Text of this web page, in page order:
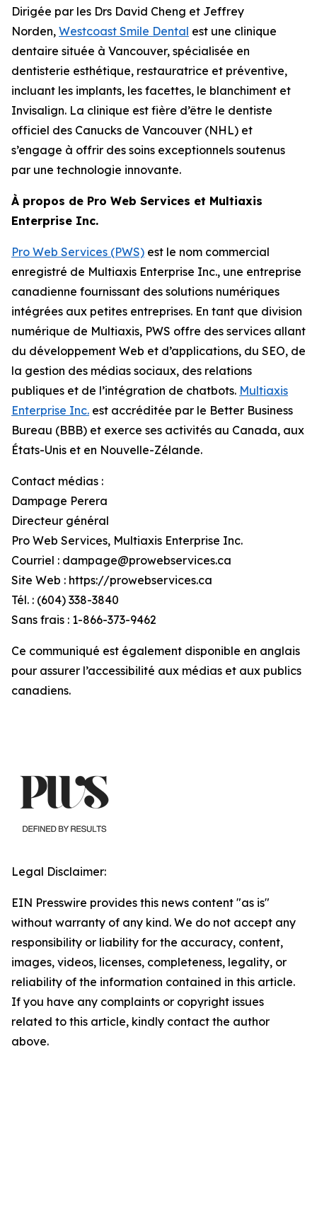
Dirigée par les Drs David Cheng et Jeffrey
Norden, Westcoast Smile Dental est une clinique
dentaire située à Vancouver, spécialisée en
dentisterie esthétique, restauratrice et préventive,
incluant les implants, les facettes, le blanchiment et
Invisalign. La clinique est fière d’être le dentiste
officiel des Canucks de Vancouver (NHL) et
s’engage à offrir des soins exceptionnels soutenus
par une technologie innovante.
À propos de Pro Web Services et Multiaxis
Enterprise Inc.
Pro Web Services (PWS) est le nom commercial
enregistré de Multiaxis Enterprise Inc., une entreprise
canadienne fournissant des solutions numériques
intégrées aux petites entreprises. En tant que division
numérique de Multiaxis, PWS offre des services allant
du développement Web et d’applications, du SEO, de
la gestion des médias sociaux, des relations
publiques et de l’intégration de chatbots. Multiaxis
Enterprise Inc. est accréditée par le Better Business
Bureau (BBB) et exerce ses activités au Canada, aux
États-Unis et en Nouvelle-Zélande.
Contact médias :
Dampage Perera
Directeur général
Pro Web Services, Multiaxis Enterprise Inc.
Courriel : dampage@prowebservices.ca
Site Web : https://prowebservices.ca
Tél. : (604) 338-3840
Sans frais : 1-866-373-9462
Ce communiqué est également disponible en anglais
pour assurer l’accessibilité aux médias et aux publics
canadiens.
Legal Disclaimer:
EIN Presswire provides this news content "as is"
without warranty of any kind. We do not accept any
responsibility or liability for the accuracy, content,
images, videos, licenses, completeness, legality, or
reliability of the information contained in this article.
If you have any complaints or copyright issues
related to this article, kindly contact the author
above.